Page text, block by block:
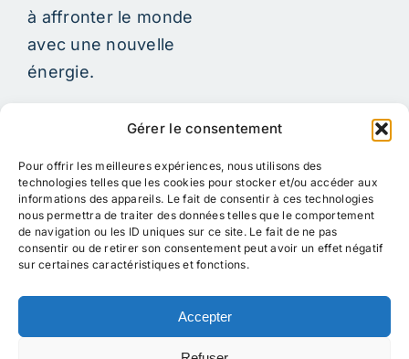
Gérer le consentement
Pour offrir les meilleures expériences, nous utilisons des
technologies telles que les cookies pour stocker et/ou accéder aux
informations des appareils. Le fait de consentir à ces technologies
nous permettra de traiter des données telles que le comportement
de navigation ou les ID uniques sur ce site. Le fait de ne pas
consentir ou de retirer son consentement peut avoir un effet négatif
sur certaines caractéristiques et fonctions.
Accepter
à affronter le monde
avec une nouvelle
énergie.
C.G.V.
Mentions Légales et
C.G.U.
Confidentialité et
Cookies
Letitia Coffre - E.I.
06 85 63 84 65
Me contacter